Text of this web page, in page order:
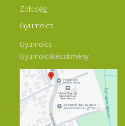
Zöldség
Gyümölcs
Gyümölcs
Gyümölcskészítmény